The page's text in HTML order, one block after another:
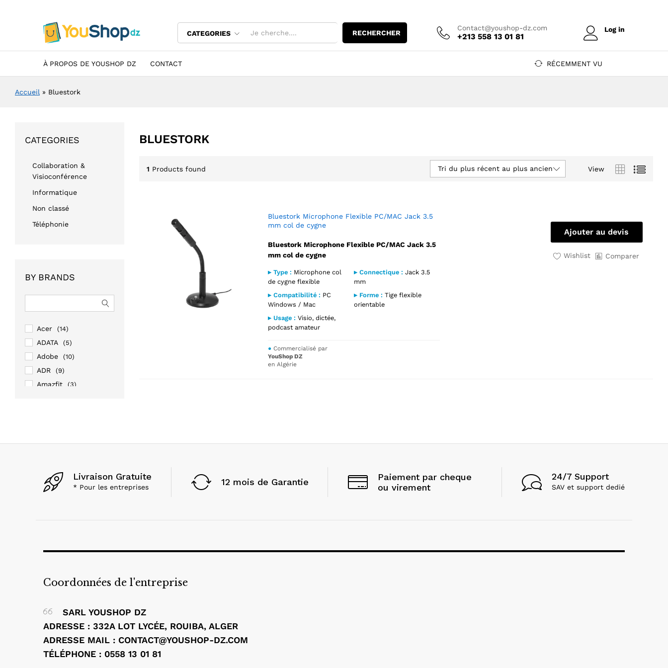
CATEGORIES RECHERCHER
Contact@youshop-dz.com
+213 558 13 01 81
Log in
À PROPOS DE YOUSHOP DZ CONTACT RÉCEMMENT VU
Accueil » Bluestork
BLUESTORK
1 Products found View
Tri du plus récent au plus ancien
Bluestork Microphone Flexible PC/MAC Jack 3.5
mm col de cygne
Bluestork Microphone Flexible PC/MAC Jack 3.5
mm col de cygne
▸ Type : Microphone col
de cygne flexible
▸ Connectique : Jack 3.5
mm
▸ Compatibilité : PC
Windows / Mac
▸ Forme : Tige flexible
orientable
▸ Usage : Visio, dictée,
podcast amateur
● Commercialisé par
YouShop DZ
en Algérie
Ajouter au devis
Wishlist Comparer
CATEGORIES
Collaboration &
Visioconférence
Informatique
Non classé
Téléphonie
BY BRANDS
Acer (14)
ADATA (5)
Adobe (10)
ADR (9)
Amazfit (3)
AVG (1)
BIAHDJI (1)
Bluestork (1)
BYINTEK
Comnet
Livraison Gratuite
* Pour les entreprises 12 mois de Garantie
Paiement par cheque
ou virement
24/7 Support
SAV et support dedié
Coordonnées de l'entreprise
SARL YOUSHOP DZ
ADRESSE : 332A LOT LYCÉE, ROUIBA, ALGER
ADRESSE MAIL : CONTACT@YOUSHOP-DZ.COM
TÉLÉPHONE : 0558 13 01 81